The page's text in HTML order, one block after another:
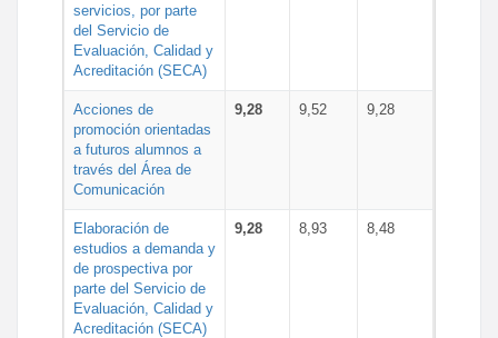
servicios, por parte
del Servicio de
Evaluación, Calidad y
Acreditación (SECA)
Acciones de
promoción orientadas
a futuros alumnos a
través del Área de
Comunicación
9,28 9,52 9,28
Elaboración de
estudios a demanda y
de prospectiva por
parte del Servicio de
Evaluación, Calidad y
Acreditación (SECA)
9,28 8,93 8,48